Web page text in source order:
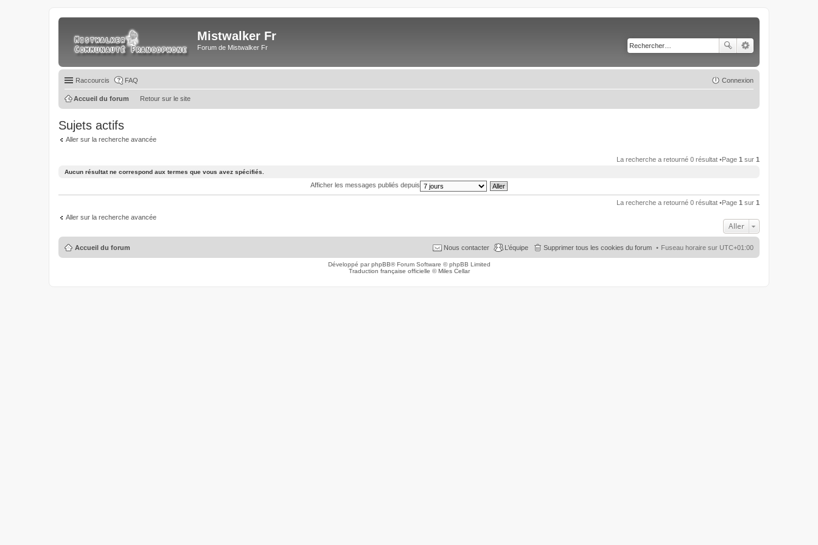
Mistwalker Fr
Forum de Mistwalker Fr
Raccourcis FAQ Connexion
Retour sur le site
Accueil du forum
Sujets actifs
Aller sur la recherche avancée
La recherche a retourné 0 résultat •Page 1 sur 1
Aucun résultat ne correspond aux termes que vous avez spécifiés.
Afficher les messages publiés depuis
La recherche a retourné 0 résultat •Page 1 sur 1
Aller sur la recherche avancée
Aller
Accueil du forum Fuseau horaire sur UTC+01:00
Supprimer tous les cookies du forum
L’équipe
Nous contacter
Développé parphpBB® Forum Software © phpBB Limited
Traduction française officielle ©Miles Cellar